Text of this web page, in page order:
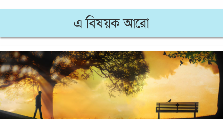
এ বিষয়ক আরো